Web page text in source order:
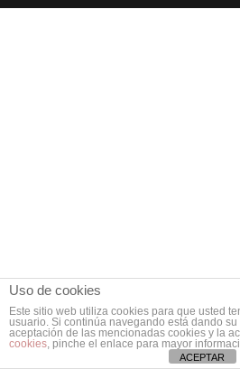
Uso de cookies
Este sitio web utiliza cookies para que usted
usuario. Si continúa navegando está dando
aceptación de las mencionadas cookies y la
cookies, pinche el enlace para mayor
ACEPTAR